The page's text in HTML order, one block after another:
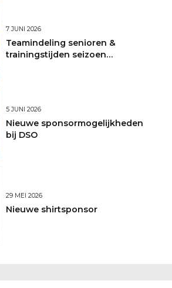
7 JUNI 2026
Teamindeling senioren &
trainingstijden seizoen
5 JUNI 2026
Nieuwe sponsormogelijkheden
bij DSO
29 MEI 2026
Nieuwe shirtsponsor